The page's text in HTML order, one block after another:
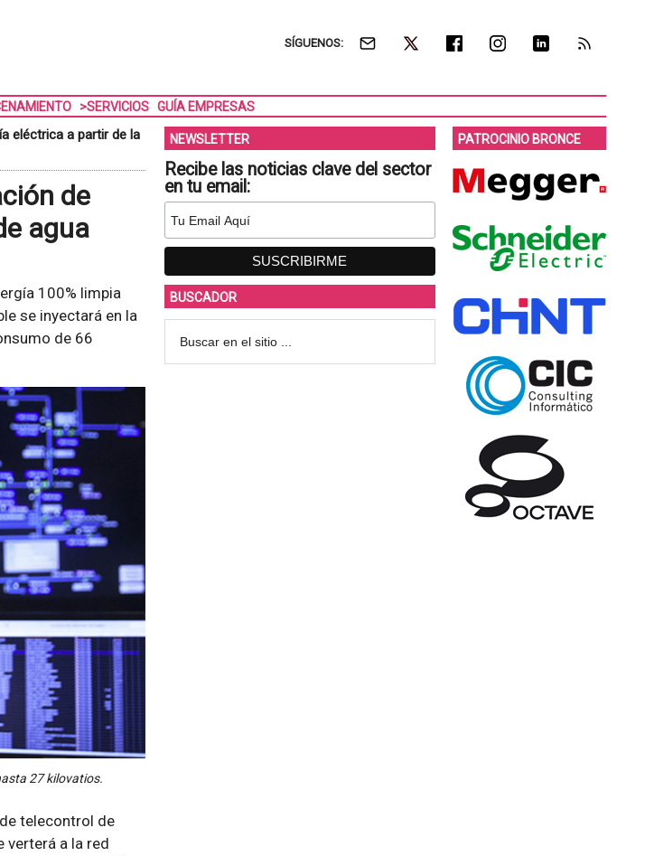
SÍGUENOS:
>SERVICIOS GUÍA EMPRESAS
eléctrica a partir de la
de
agua
100% limpia
se inyectará en la
de 66
27 kilovatios.
telecontrol de
verterá a la red
NEWSLETTER
Recibe las noticias clave del sector
en tu email:
BUSCADOR
PATROCINIO BRONCE